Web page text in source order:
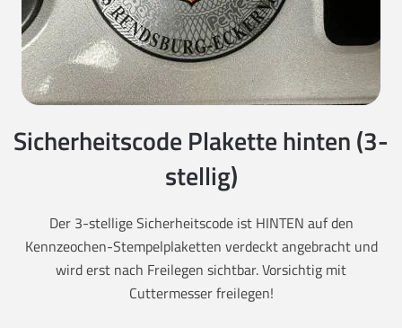
Sicherheitscode Plakette hinten (3-
stellig)
Der 3-stellige Sicherheitscode ist HINTEN auf den
Kennzeochen-Stempelplaketten verdeckt angebracht und
wird erst nach Freilegen sichtbar. Vorsichtig mit
Cuttermesser freilegen!